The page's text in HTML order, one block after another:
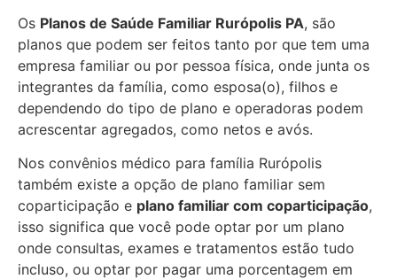
Os Planos de Saúde Familiar Rurópolis PA, são
planos que podem ser feitos tanto por que tem uma
empresa familiar ou por pessoa física, onde junta os
integrantes da família, como esposa(o), filhos e
dependendo do tipo de plano e operadoras podem
acrescentar agregados, como netos e avós.
Nos convênios médico para família Rurópolis
também existe a opção de plano familiar sem
coparticipação e plano familiar com coparticipação,
isso significa que você pode optar por um plano
onde consultas, exames e tratamentos estão tudo
incluso, ou optar por pagar uma porcentagem em